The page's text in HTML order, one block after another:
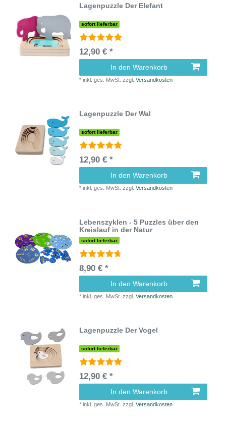
Lagenpuzzle Der Elefant
sofort lieferbar
12,90 € *
In den Warenkorb
*inkl. ges. MwSt. zzgl.Versandkosten
Lagenpuzzle Der Wal
sofort lieferbar
12,90 € *
In den Warenkorb
*inkl. ges. MwSt. zzgl.Versandkosten
Lebenszyklen - 5 Puzzles über den
Kreislauf in der Natur
sofort lieferbar
8,90 € *
In den Warenkorb
*inkl. ges. MwSt. zzgl.Versandkosten
Lagenpuzzle Der Vogel
sofort lieferbar
12,90 € *
In den Warenkorb
*inkl. ges. MwSt. zzgl.Versandkosten